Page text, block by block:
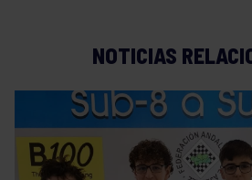
NOTICIAS